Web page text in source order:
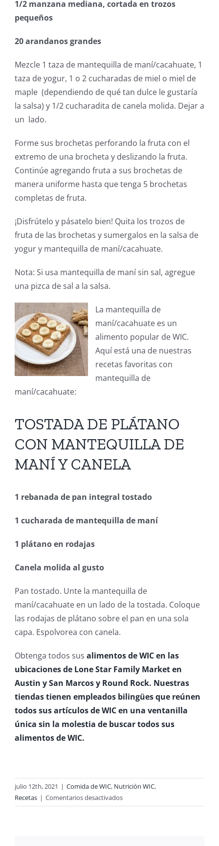
1/2 manzana mediana, cortada en trozos
pequeños
20 arandanos grandes
Mezcle 1 taza de mantequilla de maní/cacahuate, 1
taza de yogur, 1 o 2 cucharadas de miel o miel de
maple (dependiendo de qué tan dulce le gustaría
la salsa) y 1/2 cucharadita de canela molida. Dejar a
un lado.
Forme sus brochetas perforando la fruta con el
extremo de una brocheta y deslizando la fruta.
Continúe agregando fruta a sus brochetas de
manera uniforme hasta que tenga 5 brochetas
completas de fruta.
¡Disfrútelo y pásatelo bien! Quita los trozos de
fruta de las brochetas y sumergalos en la salsa de
yogur y mantequilla de maní/cacahuate.
Nota: Si usa mantequilla de maní sin sal, agregue
una pizca de sal a la salsa.
La mantequilla de
maní/cacahuate es un
alimento popular de WIC.
Aquí está una de nuestras
recetas favoritas con
mantequilla de
maní/cacahuate:
TOSTADA DE PLÁTANO
CON MANTEQUILLA DE
MANÍ Y CANELA
1 rebanada de pan integral tostado
1 cucharada de mantequilla de maní
1 plátano en rodajas
Canela molida al gusto
Pan tostado. Unte la mantequilla de
maní/cacahuate en un lado de la tostada. Coloque
las rodajas de plátano sobre el pan en una sola
capa. Espolvorea con canela.
Obtenga todos sus alimentos de WIC en las
ubicaciones de Lone Star Family Market en
Austin y San Marcos y Round Rock. Nuestras
tiendas tienen empleados bilingües que reúnen
todos sus artículos de WIC en una ventanilla
única sin la molestia de buscar todos sus
alimentos de WIC.
julio 12th, 2021 | Comida de WIC, Nutrición WIC,
Recetas | Comentarios desactivadosen
Todo